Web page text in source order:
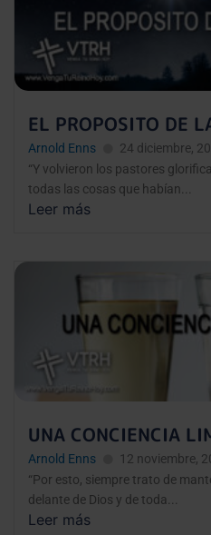
EL PROPOSITO DE
Arnold Enns
24 diciembre,
“Y volvieron los pastores
todas las cosas que habían...
Leer más
UNA CONCIENCIA
Arnold Enns
12 noviembre,
“Por esto, siempre trato de
delante de Dios y de toda...
Leer más